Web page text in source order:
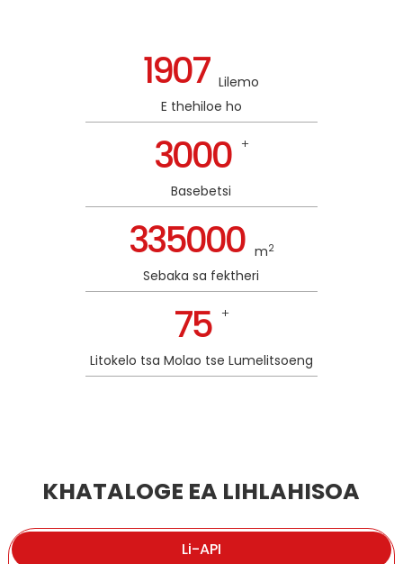
1907 Lilemo
E thehiloe ho
3000 +
Basebetsi
335000 m2
Sebaka sa fektheri
75 +
Litokelo tsa Molao tse Lumelitsoeng
KHATALOGE EA LIHLAHISOA
Li-API